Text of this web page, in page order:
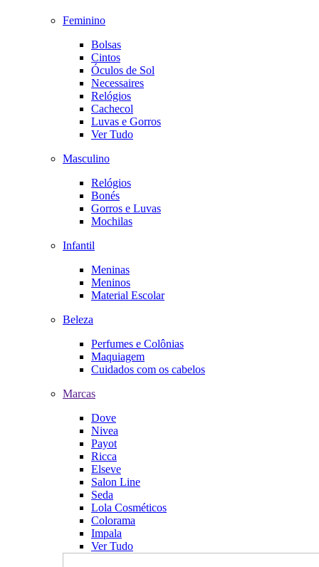
Feminino
Bolsas
Cintos
Óculos de Sol
Necessaires
Relógios
Cachecol
Luvas e Gorros
Ver Tudo
Masculino
Relógios
Bonés
Gorros e Luvas
Mochilas
Infantil
Meninas
Meninos
Material Escolar
Beleza
Perfumes e Colônias
Maquiagem
Cuidados com os cabelos
Marcas
Dove
Nivea
Payot
Ricca
Elseve
Salon Line
Seda
Lola Cosméticos
Colorama
Impala
Ver Tudo